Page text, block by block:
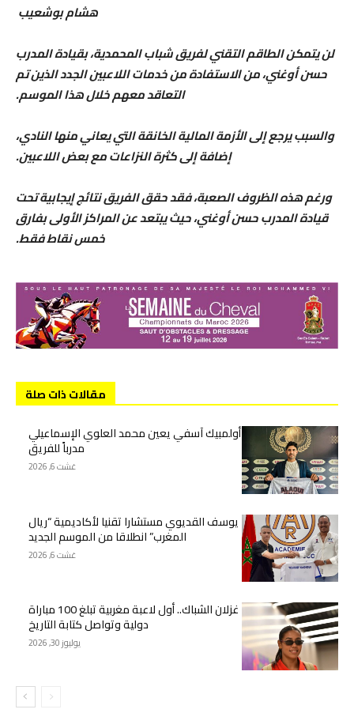
هشام بوشعيب
لن يتمكن الطاقم التقني لفريق شباب المحمدية، بقيادة المدرب
حسن أوغني، من الاستفادة من خدمات اللاعبين الجدد الذين تم
التعاقد معهم خلال هذا الموسم.
والسبب يرجع إلى الأزمة المالية الخانقة التي يعاني منها النادي،
إضافة إلى كثرة النزاعات مع بعض اللاعبين.
ورغم هذه الظروف الصعبة، فقد حقق الفريق نتائج إيجابية تحت
قيادة المدرب حسن أوغني، حيث يبتعد عن المراكز الأولى بفارق
خمس نقاط فقط.
مقالات ذات صلة
أولمبيك آسفي يعين محمد العلوي الإسماعيلي
مدرباً للفريق
غشت 6, 2026
يوسف القديوي مستشارا تقنيا لأكاديمية “ريال
المغرب” انطلاقا من الموسم الجديد
غشت 6, 2026
غزلان الشباك.. أول لاعبة مغربية تبلغ 100 مباراة
دولية وتواصل كتابة التاريخ
يوليوز 30, 2026